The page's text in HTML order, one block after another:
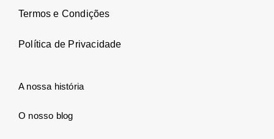
Termos e Condições
Política de Privacidade
A nossa história
O nosso blog